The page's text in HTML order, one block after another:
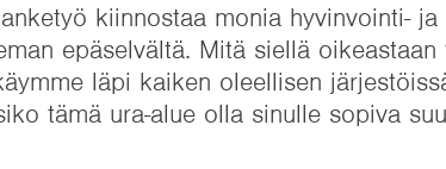
kiinnostaa monia hyvinvointi-
epäselvältä. Mitä siellä
läpi kaiken oleellisen
tämä ura-alue olla sinulle sopiva